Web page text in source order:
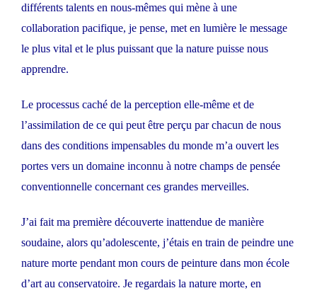
différents talents en nous-mêmes qui mène à une
collaboration pacifique, je pense, met en lumière le message
le plus vital et le plus puissant que la nature puisse nous
apprendre.
Le processus caché de la perception elle-même et de
l’assimilation de ce qui peut être perçu par chacun de nous
dans des conditions impensables du monde m’a ouvert les
portes vers un domaine inconnu à notre champs de pensée
conventionnelle concernant ces grandes merveilles.
J’ai fait ma première découverte inattendue de manière
soudaine, alors qu’adolescente, j’étais en train de peindre une
nature morte pendant mon cours de peinture dans mon école
d’art au conservatoire. Je regardais la nature morte, en